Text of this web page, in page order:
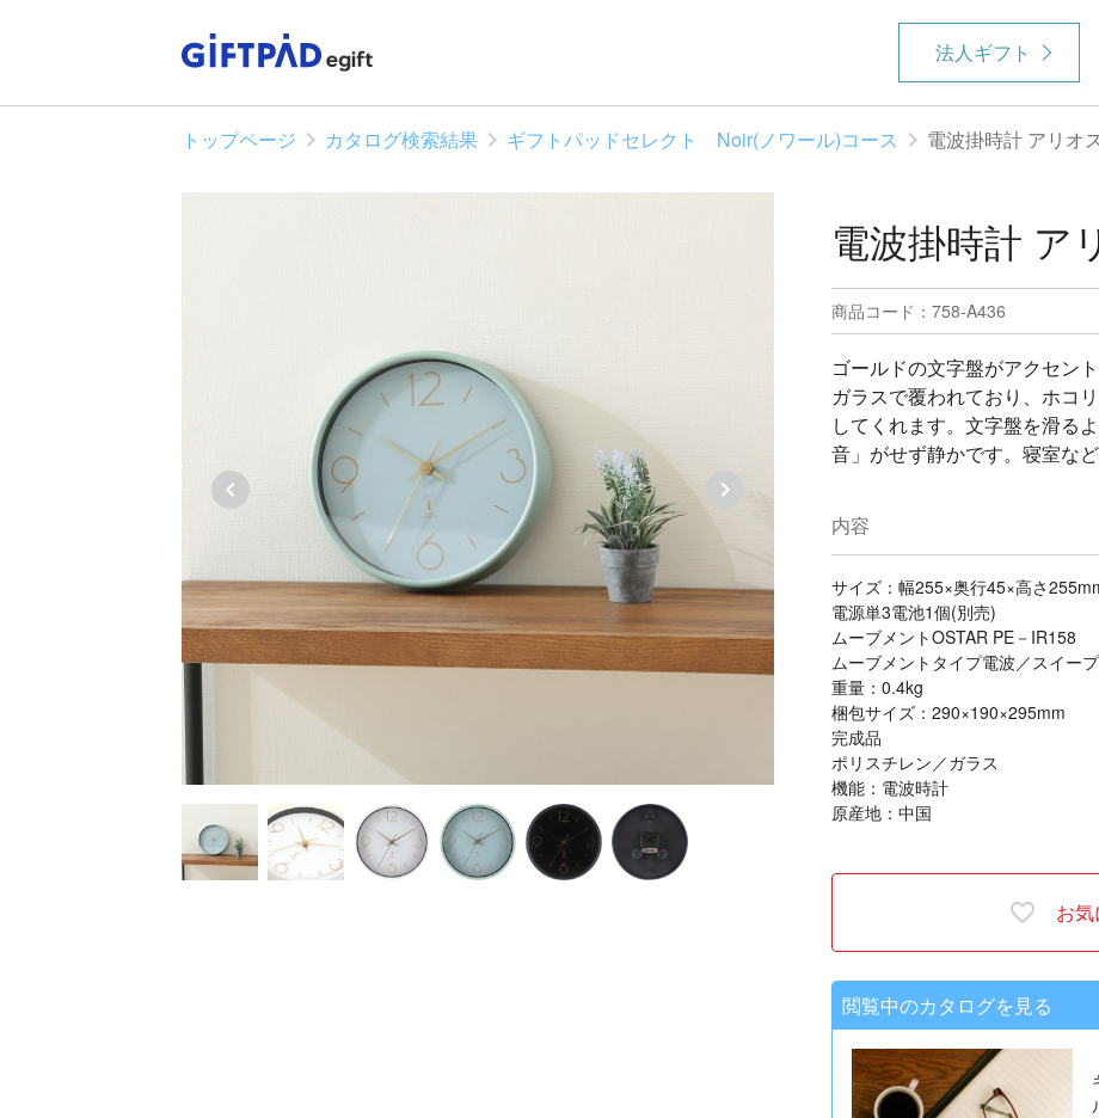
法人ギフト
トップページ カタログ検索結果 ギフトパッドセレクト Noir(ノワール)コース 電波掛時計 アリオ
電波掛時計 ア
商品コード：758-A436
ゴールドの文字盤がアクセン
ガラスで覆われており、ホコ
してくれます。文字盤を滑る
音」がせず静かです。寝室な
内容
サイズ：幅255×奥行45×高さ
電源単3電池1個(別売)
ムーブメントOSTAR PE－IR158
ムーブメントタイプ電波／スイープ
重量：0.4kg
梱包サイズ：290×190×295mm
完成品
ポリスチレン／ガラス
機能：電波時計
原産地：中国
お
閲覧中のカタログを見る